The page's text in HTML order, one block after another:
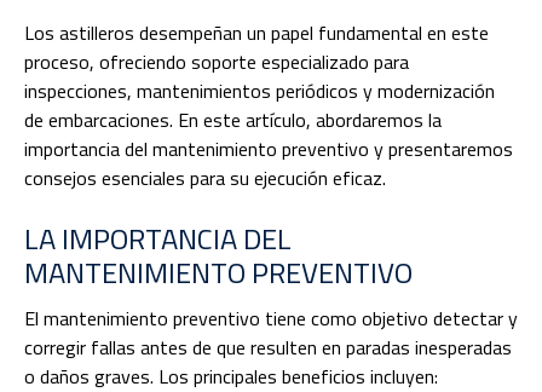
Los astilleros desempeñan un papel fundamental en este
proceso, ofreciendo soporte especializado para
inspecciones, mantenimientos periódicos y modernización
de embarcaciones. En este artículo, abordaremos la
importancia del mantenimiento preventivo y presentaremos
consejos esenciales para su ejecución eficaz.
LA IMPORTANCIA DEL
MANTENIMIENTO PREVENTIVO
El mantenimiento preventivo tiene como objetivo detectar y
corregir fallas antes de que resulten en paradas inesperadas
o daños graves. Los principales beneficios incluyen: